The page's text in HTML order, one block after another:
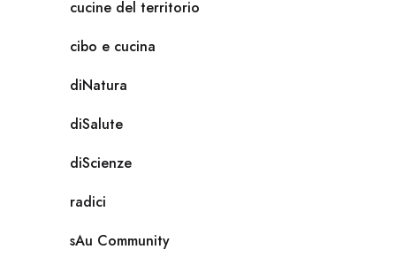
cucine del territorio
cibo e cucina
diNatura
diSalute
diScienze
radici
sAu Community